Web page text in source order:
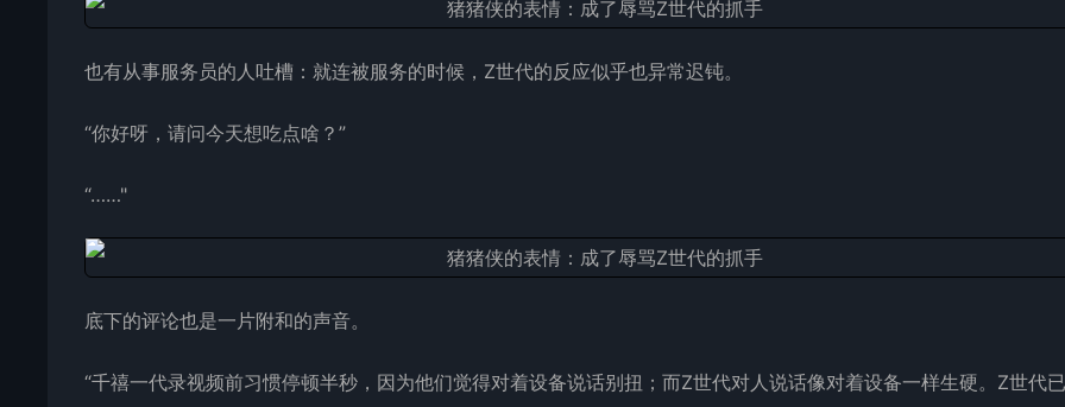
也有从事服务员的人吐槽：就连被服务的时候，Z世代的反应似乎也异常迟钝。
“你好呀，请问今天想吃点啥？”
“……"
底下的评论也是一片附和的声音。
“千禧一代录视频前习惯停顿半秒，因为他们觉得对着设备说话别扭；而Z世代对人说话像对着设备一样生硬。Z世代